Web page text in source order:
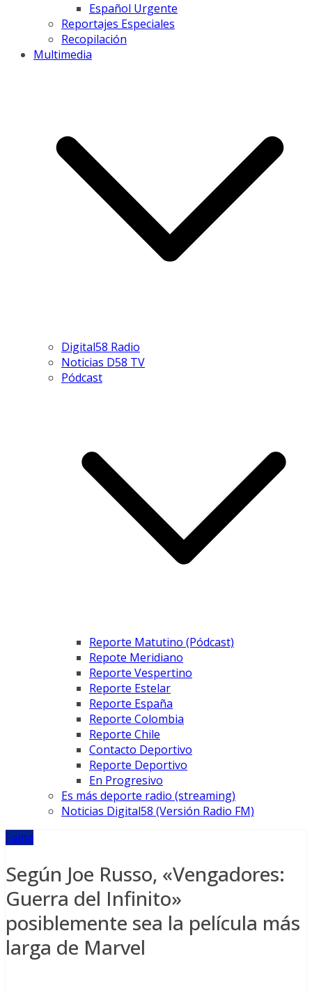
Español Urgente
Reportajes Especiales
Recopilación
Multimedia
Digital58 Radio
Noticias D58 TV
Pódcast
Reporte Matutino (Pódcast)
Repote Meridiano
Reporte Vespertino
Reporte Estelar
Reporte España
Reporte Colombia
Reporte Chile
Contacto Deportivo
Reporte Deportivo
En Progresivo
Es más deporte radio (streaming)
Noticias Digital58 (Versión Radio FM)
Fama
Según Joe Russo, «Vengadores:
Guerra del Infinito»
posiblemente sea la película más
larga de Marvel